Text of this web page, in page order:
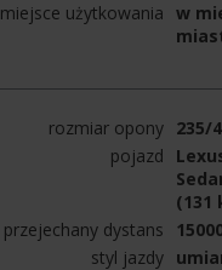
miejsce użytkowania w
rozmiar opony 235/
pojazd
(131
przejechany dystans
styl jazdy